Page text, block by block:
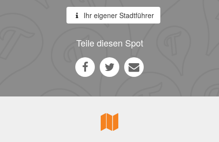
Ihr eigener Stadtführer
Teile diesen Spot